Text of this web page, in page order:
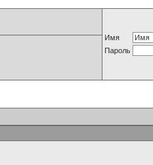
Имя
Пароль